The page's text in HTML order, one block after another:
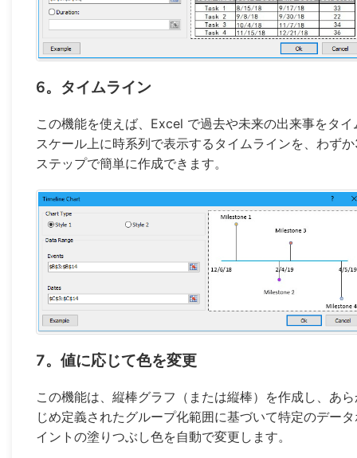
6。タイムライン
この機能を使えば、Excel で過去や未来の出来事をタイ
スケール上に時系列で表示するタイムラインを、わず
ステップで簡単に作成できます。
7。値に応じて色を変更
この機能は、縦棒グラフ（または縦棒）を作成し、あ
じめ定義されたグループ化範囲に基づいて特定のデー
イントの塗りつぶし色を自動で変更します。